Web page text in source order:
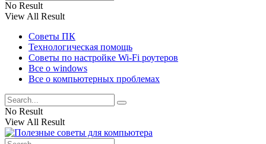
No Result
View All Result
Советы ПК
Технологическая помощь
Советы по настройке Wi-Fi роутеров
Все о windows
Все о компьютерных проблемах
No Result
View All Result